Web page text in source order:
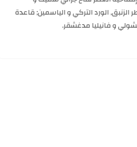
الزنبق, الورد التركي و الياسمين; قاعدة
و فانيليا مدغشقر.